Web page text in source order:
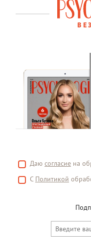
Даю согласие на
С Политикой